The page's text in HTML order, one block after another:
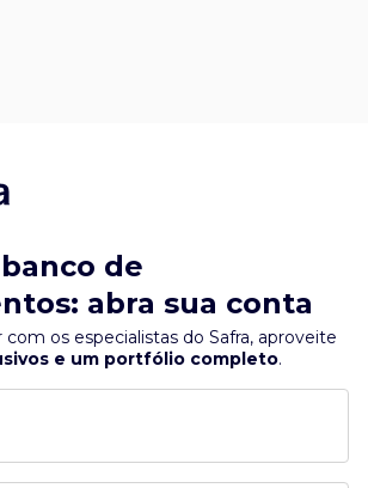
de
abra sua conta
os especialistas do Safra, aproveite
e um portfólio completo.